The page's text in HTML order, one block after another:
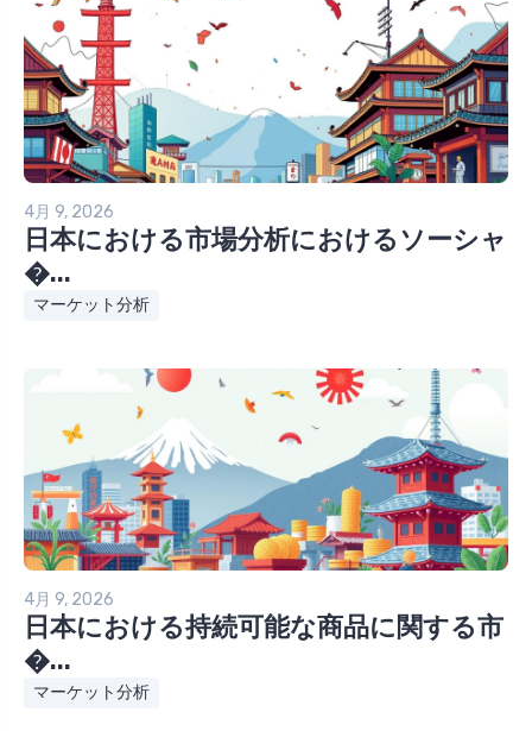
4月 9, 2026
日本における市場分析におけるソーシャ
�...
マーケット分析
4月 9, 2026
日本における持続可能な商品に関する市
�...
マーケット分析